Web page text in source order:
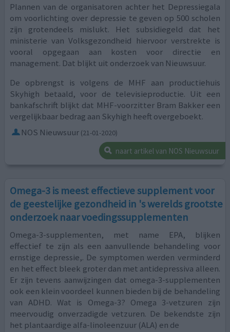
Plannen van de organisatoren achter het Depressiegala
om voorlichting over depressie te geven op 500 scholen
zijn grotendeels mislukt. Het subsidiegeld dat het
ministerie van Volksgezondheid hiervoor verstrekte is
vooral opgegaan aan kosten voor directie en
management. Dat blijkt uit onderzoek van Nieuwsuur.
De opbrengst is volgens de MHF aan productiehuis
Skyhigh betaald, voor de televisieproductie. Uit een
bankafschrift blijkt dat MHF-voorzitter Bram Bakker een
vergelijkbaar bedrag aan Skyhigh heeft overgeboekt.
NOS Nieuwsuur (21-01-2020)
naart artikel van NOS Nieuwsuur
Omega-3 is meest effectieve supplement voor
de geestelijke gezondheid in 's werelds grootste
onderzoek naar voedingssupplementen
Omega-3-supplementen, met name EPA, blijken
effectief te zijn als een aanvullende behandeling voor
ernstige depressie,. De symptomen werden verminderd
en het effect bleek groter dan met antidepressiva alleen.
Er zijn tevens aanwijzingen dat omega-3-supplementen
ook een klein voordeel kunnen bieden bij de behandeling
van ADHD. Wat is Omega-3? Omega 3-vetzuren zijn
meervoudig onverzadigde vetzuren. De bekendste zijn
het plantaardige alfa-linoleenzuur (ALA) en de